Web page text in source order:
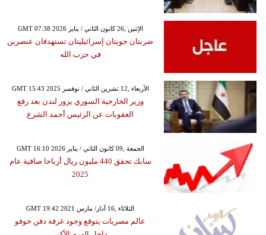
GMT 07:38 2026 الإثنين ,26 كانون الثاني / يناير
ضربتان جويتان إسرائيليتان تستهدفان عنصرين
في حزب الله
GMT 15:43 2025 الأربعاء ,12 تشرين الثاني / نوفمبر
وزير الخارجية السوري يزور لندن بعد رفع
العقوبات عن الرئيس أحمد الشرع
GMT 16:10 2026 الجمعة ,09 كانون الثاني / يناير
سابك تحقق 440 مليون ريال أرباحا صافية عام
2025
GMT 19:42 2021 الثلاثاء ,16 آذار/ مارس
عالم مصريات يتوقع وجود غرفة دفن خوفو